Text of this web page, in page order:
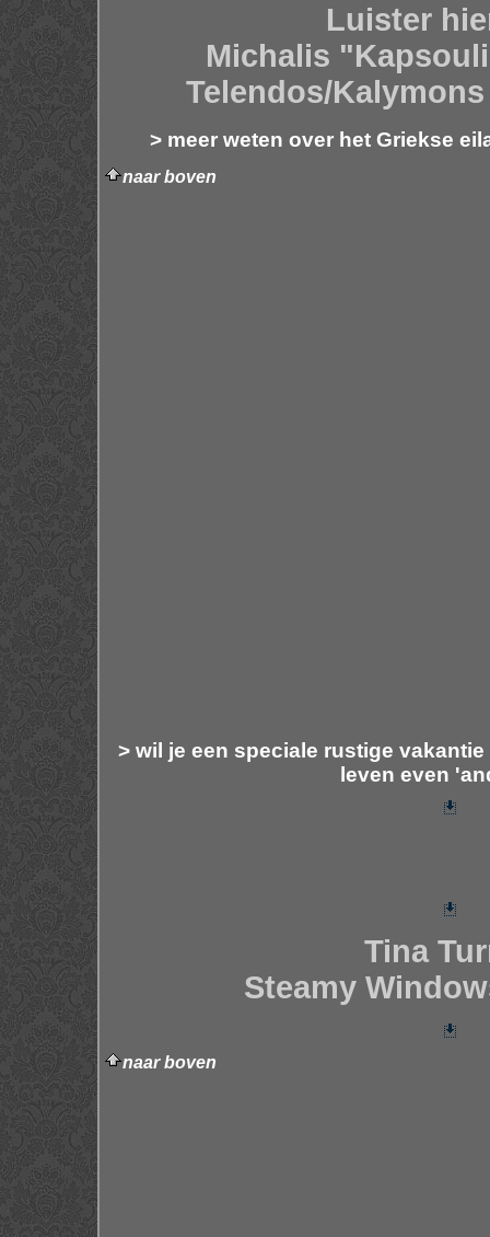
Luister
Michalis
Telendos/
> meer weten over het Griekse
naar boven
> wil je een speciale rustige
leven even
Tina
Steamy
naar boven